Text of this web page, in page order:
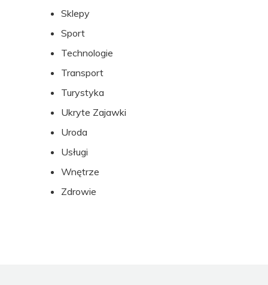
Sklepy
Sport
Technologie
Transport
Turystyka
Ukryte Zajawki
Uroda
Usługi
Wnętrze
Zdrowie